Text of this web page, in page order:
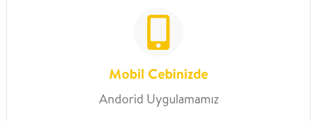
Mobil Cebinizde
Andorid Uygulamamız